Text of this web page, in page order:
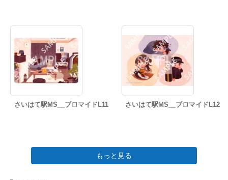
さいはて駅MS__ブロマイドL11 さいはて駅MS__ブロマイドL12
もっと見る